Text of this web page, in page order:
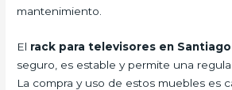
mantenimiento.
El rack para televisores en
seguro, es estable y permite una
La compra y uso de estos muebles es